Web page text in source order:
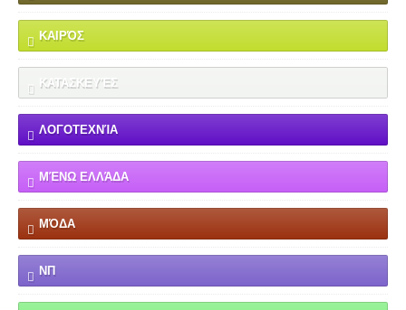
ΚΑΙΡΌΣ
ΚΑΤΑΣΚΕΥΈΣ
ΛΟΓΟΤΕΧΝΊΑ
ΜΈΝΩ ΕΛΛΆΔΑ
ΜΌΔΑ
ΝΠ